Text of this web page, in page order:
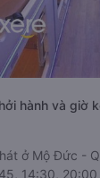
hành và giờ
ở Mộ Đức -
14:30, 20:00